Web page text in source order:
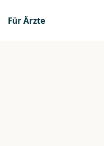
Für Ärzte